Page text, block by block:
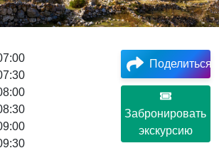
Поделиться
Забронировать
экскурсию